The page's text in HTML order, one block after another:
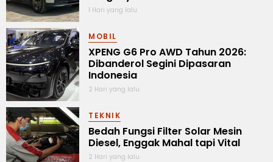
1 Hari yang lalu
MOBIL
XPENG G6 Pro AWD Tahun 2026:
Dibanderol Segini Dipasaran
Indonesia
2 Hari yang lalu
TEKNIK
Bedah Fungsi Filter Solar Mesin
Diesel, Enggak Mahal tapi Vital
2 Hari yang lalu